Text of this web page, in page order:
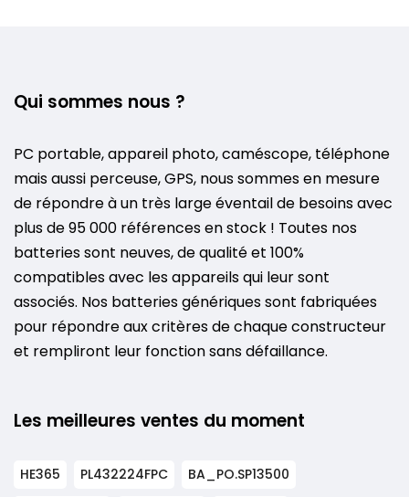
Qui sommes nous ?
PC portable, appareil photo, caméscope, téléphone
mais aussi perceuse, GPS, nous sommes en mesure
de répondre à un très large éventail de besoins avec
plus de 95 000 références en stock ! Toutes nos
batteries sont neuves, de qualité et 100%
compatibles avec les appareils qui leur sont
associés. Nos batteries génériques sont fabriquées
pour répondre aux critères de chaque constructeur
et rempliront leur fonction sans défaillance.
Les meilleures ventes du moment
HE365 PL432224FPC
BA_PO.SP13500